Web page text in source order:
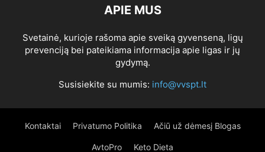
APIE MUS
Svetainė, kurioje rašoma apie sveiką gyvenseną, ligų
prevenciją bei pateikiama informacija apie ligas ir jų
gydymą.
Susisiekite su mumis: info@vvspt.lt
Kontaktai Privatumo Politika Ačiū už dėmesį Blogas
AvtoPro Keto Dieta